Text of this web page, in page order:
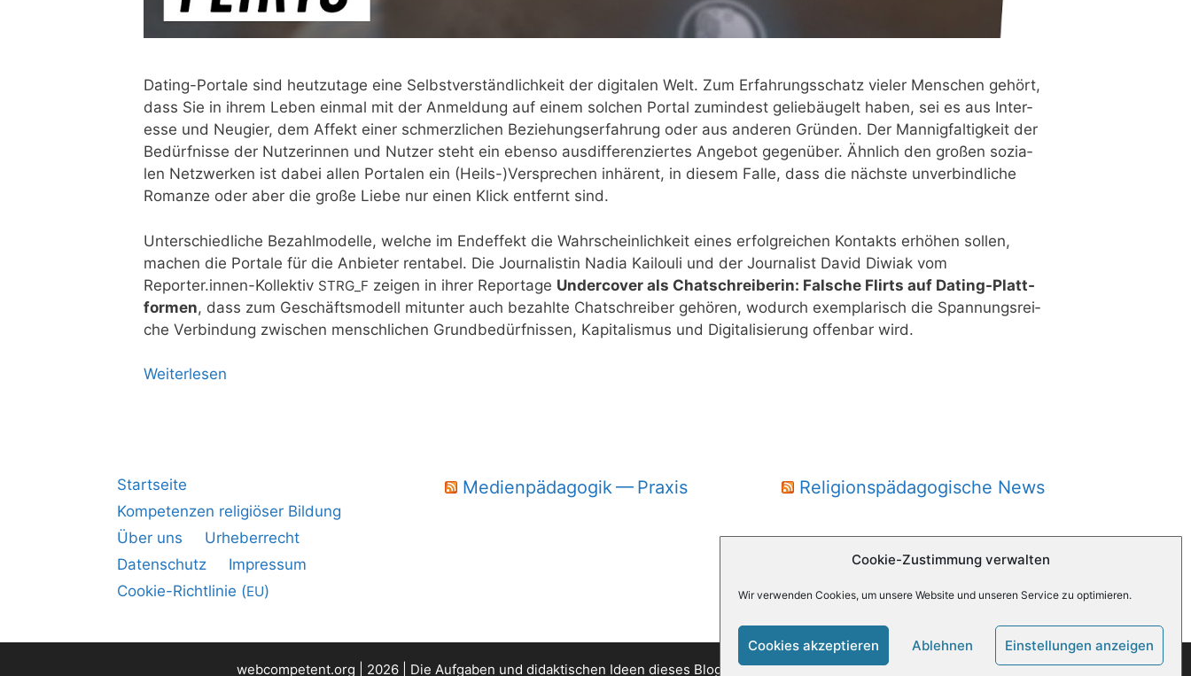
Cookie-Zustimmung verwalten
Wir verwenden Cookies, um unsere Website und unseren Service zu optimieren.
Cookies akzeptieren Ablehnen Einstellungen anzeigen
Dating-Por­ta­le sind heut­zu­ta­ge eine Selbst­ver­ständ­lich­keit der digi­ta­len Welt. Zum Erfah­rungs­schatz vie­ler Men­schen gehört,
dass Sie in ihrem Leben ein­mal mit der Anmel­dung auf einem sol­chen Por­tal zumin­dest gelieb­äu­gelt haben, sei es aus Inter­
es­se und Neu­gier, dem Affekt einer schmerz­li­chen Bezie­hungs­er­fah­rung oder aus ande­ren Grün­den. Der Man­nig­fal­tig­keit der
Bedürf­nis­se der Nut­ze­rin­nen und Nut­zer steht ein eben­so aus­dif­fe­ren­zier­tes Ange­bot gegen­über. Ähn­lich den gro­ßen sozia­
len Netz­wer­ken ist dabei allen Por­ta­len ein (Heils-)Versprechen inhä­rent, in die­sem Fal­le, dass die nächs­te unver­bind­li­che
Roman­ze oder aber die gro­ße Lie­be nur einen Klick ent­fernt sind.
Unter­schied­li­che Bezahl­mo­del­le, wel­che im End­ef­fekt die Wahr­schein­lich­keit eines erfolg­rei­chen Kon­takts erhö­hen sol­len,
machen die Por­ta­le für die Anbie­ter ren­ta­bel. Die Jour­na­lis­tin Nadia Kai­louli und der Jour­na­list David Diwi­ak vom
Reporter.innen-Kollektiv STRG_​F zei­gen in ihrer Repor­ta­ge Under­co­ver als Chat­schrei­be­rin: Fal­sche Flirts auf Dating-Platt­
for­men, dass zum Geschäfts­mo­dell mit­un­ter auch bezahl­te Chat­schrei­ber gehö­ren, wodurch exem­pla­risch die Span­nungs­rei­
che Ver­bin­dung zwi­schen mensch­li­chen Grund­be­dürf­nis­sen, Kapi­ta­lis­mus und Digi­ta­li­sie­rung offen­bar wird.
Wei­ter­le­sen
Startseite
Kompetenzen religiöser Bildung
Über uns
Urheberrecht
Datenschutz
Impressum
Cookie-Richtlinie (EU)
Medienpädagogik — Praxis Religionspädagogische News
webcompetent.org | 2026 | Die Aufgaben und didaktischen Ideen dieses Blogs sind unter CC BY-SA 3.0 lizensiert.